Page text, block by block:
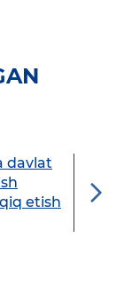
davlat
etish